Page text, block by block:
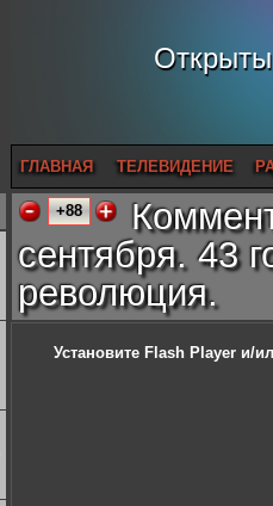
ГЛАВНАЯ ТЕЛЕВИДЕНИЕ
+88
сентября. 43
революция.
Установите Flash Player и/